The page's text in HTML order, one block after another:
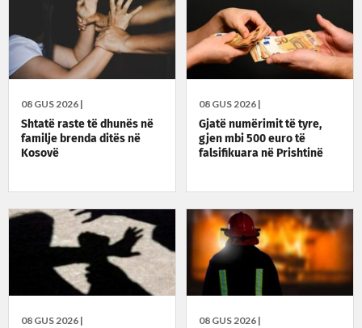
08 GUS 2026 |
Shtatë raste të dhunës në
familje brenda ditës në
Kosovë
08 GUS 2026 |
Gjatë numërimit të tyre,
gjen mbi 500 euro të
falsifikuara në Prishtinë
08 GUS 2026 | 08 GUS 2026 |